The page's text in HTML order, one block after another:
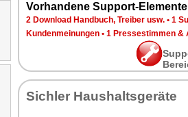
Vorhandene Support-
2 Download Handbuch, Treiber usw. • 1
Kundenmeinungen • 1 Pressestimmen &
Sichler Haushaltsgeräte